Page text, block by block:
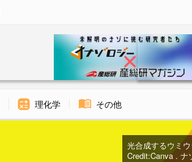
理化学 その他
光合成するウミ
Credit:Canva . ナ